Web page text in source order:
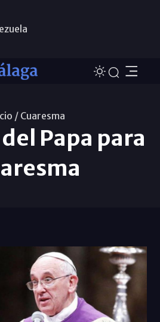
/ Cuaresma
Papa para